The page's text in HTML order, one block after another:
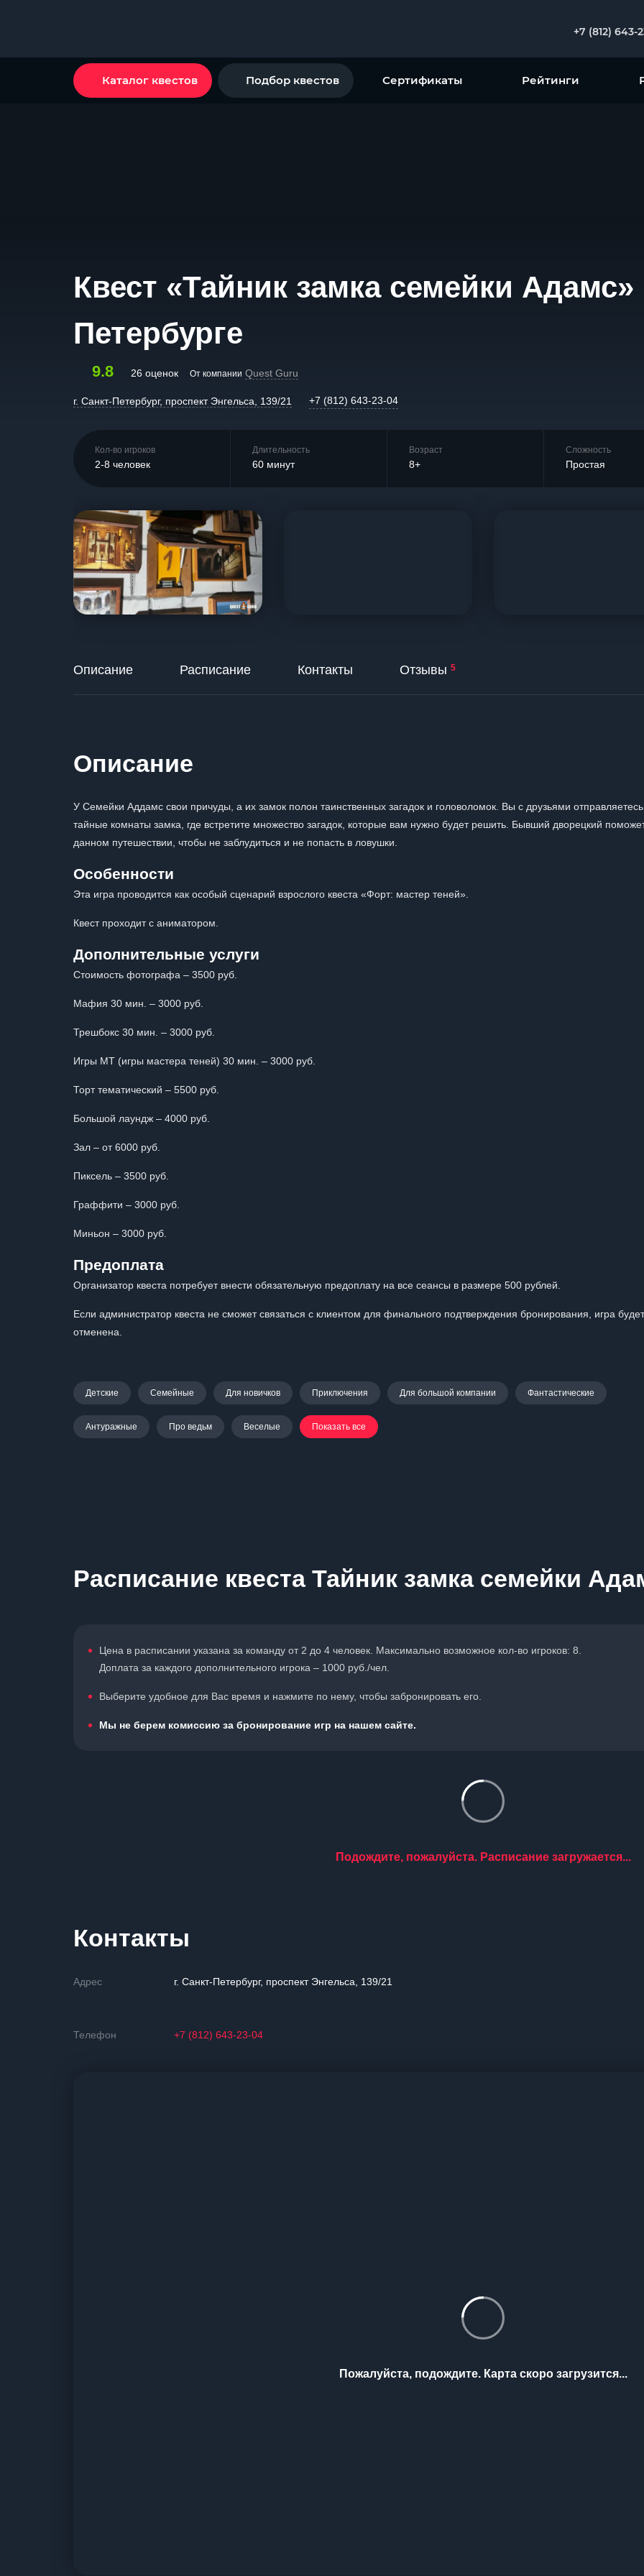
+7 (812) 643-
Каталог квестов Подбор квестов Сертификаты Рейтинги
Квест «Тайник замка семейки Адамс»
Петербурге
9.8 26 оценок От компании Quest Guru
г. Санкт-Петербург, проспект Энгельса, 139/21 +7 (812) 643-23-04
Кол-во игроков
2-8 человек
Длительность
60 минут
Возраст
8+
Сложность
Простая
Описание Расписание Контакты Отзывы 5
Описание
У Семейки Аддамс свои причуды, а их замок полон таинственных загадок и головоломок. Вы с друзьями
тайные комнаты замка, где встретите множество загадок, которые вам нужно будет решить. Бывший дворецкий
данном путешествии, чтобы не заблудиться и не попасть в ловушки.
Особенности
Эта игра проводится как особый сценарий взрослого квеста «Форт: мастер теней».
Квест проходит с аниматором.
Дополнительные услуги
Стоимость фотографа – 3500 руб.
Мафия 30 мин. – 3000 руб.
Трешбокс 30 мин. – 3000 руб.
Игры МТ (игры мастера теней) 30 мин. – 3000 руб.
Торт тематический – 5500 руб.
Большой лаундж – 4000 руб.
Зал – от 6000 руб.
Пиксель – 3500 руб.
Граффити – 3000 руб.
Миньон – 3000 руб.
Предоплата
Организатор квеста потребует внести обязательную предоплату на все сеансы в размере 500 рублей.
Если администратор квеста не сможет связаться с клиентом для финального подтверждения бронирования, игра будет
отменена.
Детские Семейные Для новичков Приключения Для большой компании Фантастические
Антуражные Про ведьм Веселые Показать все
Расписание квеста Тайник замка семейки
Цена в расписании указана за команду от 2 до 4 человек. Максимально возможное кол-во игроков: 8.
Доплата за каждого дополнительного игрока – 1000 руб./чел.
Выберите удобное для Вас время и нажмите по нему, чтобы забронировать его.
Мы не берем комиссию за бронирование игр на нашем сайте.
Подождите, пожалуйста. Расписание загружается...
Контакты
Адрес г. Санкт-Петербург, проспект Энгельса, 139/21
Телефон +7 (812) 643-23-04
Пожалуйста, подождите. Карта скоро загрузится...